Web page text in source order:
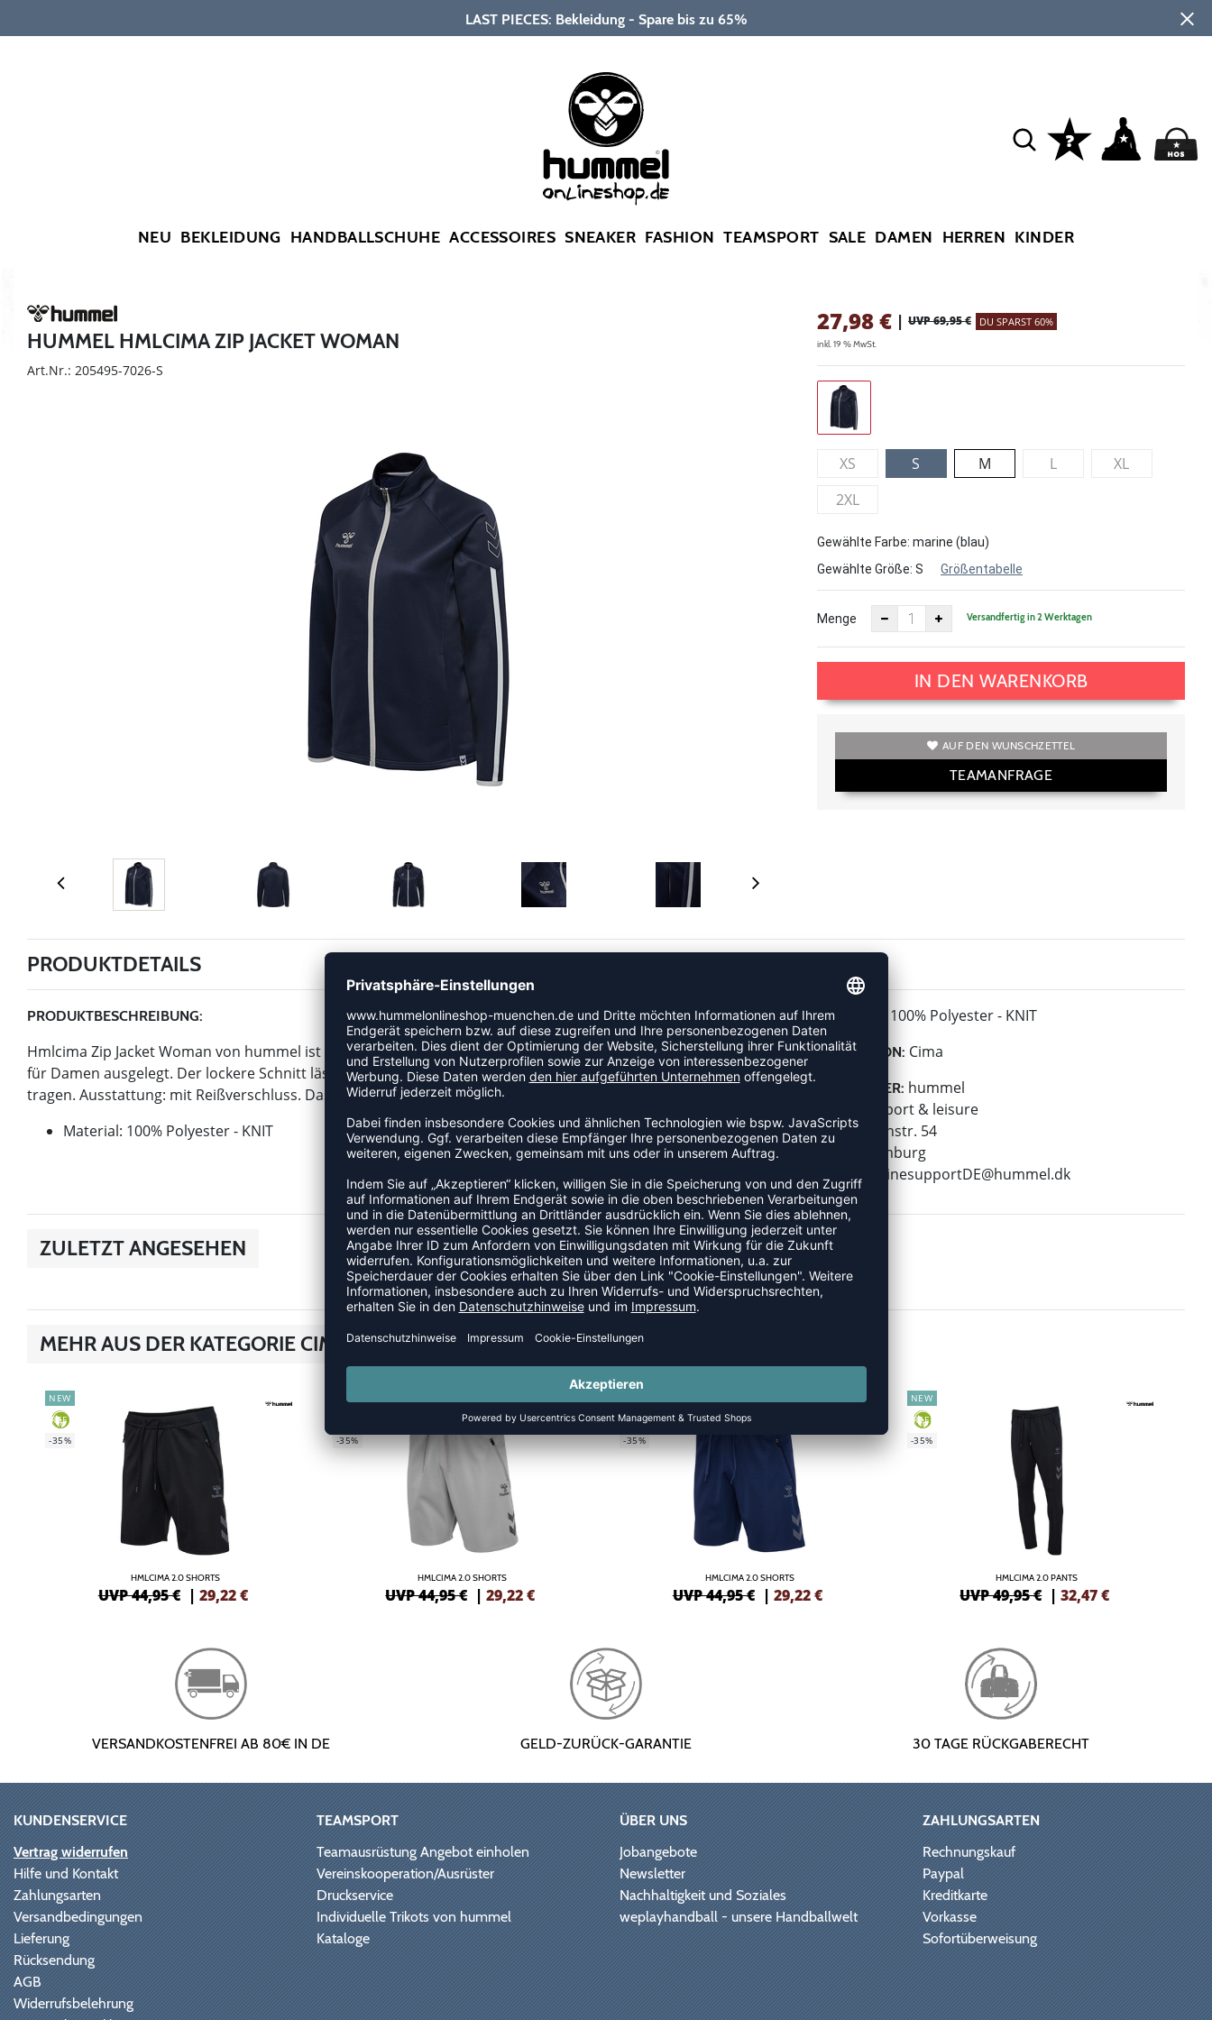
LAST PIECES: Bekleidung - Spare bis zu 65%
NEU BEKLEIDUNG HANDBALLSCHUHE ACCESSOIRES SNEAKER FASHION TEAMSPORT SALE DAMEN HERREN KINDER
HUMMEL HMLCIMA ZIP JACKET WOMAN
Art.Nr.: 205495-7026-S
27,98€ | UVP 69,95 € DU SPARST 60%
inkl. 19 % MwSt.
XS S M L
XL
2XL
Gewählte Farbe: marine (blau)
Gewählte Größe: S Größentabelle
Menge Versandfertig in 2 Werktagen
IN DEN WARENKORB
AUF DEN WUNSCHZETTEL
TEAMANFRAGE
PRODUKTDETAILS
PRODUKTBESCHREIBUNG:
Hmlcima Zip Jacket Woman von hummel ist ein Artikel der Kategorie Lifestylezipjacket. Dieses Modell ist speziell
für Damen ausgelegt. Der lockere Schnitt lässt sich unkompliziert über dem Trikot oder der Trainingskleidung
tragen. Ausstattung: mit Reißverschluss. Das Modell ist Teil der Cima-Kollektion von hummel.
Material: 100% Polyester - KNIT
MATERIAL: 100% Polyester - KNIT
KOLLEKTION: Cima
HERSTELLER: hummel
hummel sport & leisure
Leverkusenstr. 54
22761 Hamburg
E-Mail:
onlinesupportDE@hummel.dk
ZULETZT ANGESEHEN
MEHR AUS DER KATEGORIE CIMA 2.0
NEW
GREEN
-35%
HMLCIMA 2.0 SHORTS
UVP 44,95 € | 29,22€
NEW
-35%
HMLCIMA 2.0 SHORTS
UVP 44,95 € |29,22€
GREEN
-35%
HMLCIMA 2.0 SHORTS
UVP 44,95 € | 29,22€
NEW
GREEN
-35%
HMLCIMA 2.0 PANTS
UVP 49,95 € |32,47€
VERSANDKOSTENFREI AB 80€ IN DE GELD-ZURÜCK-GARANTIE 30 TAGE RÜCKGABERECHT
KUNDENSERVICE
Vertrag widerrufen
Hilfe und Kontakt
Zahlungsarten
Versandbedingungen
Lieferung
Rücksendung
AGB
Widerrufsbelehrung
TEAMSPORT
Teamausrüstung Angebot einholen
Vereinskooperation/Ausrüster
Druckservice
Individuelle Trikots von hummel
Kataloge
ÜBER UNS
Jobangebote
Newsletter
Nachhaltigkeit und Soziales
weplayhandball - unsere Handballwelt
ZAHLUNGSARTEN
Rechnungskauf
Paypal
Kreditkarte
Vorkasse
Sofortüberweisung